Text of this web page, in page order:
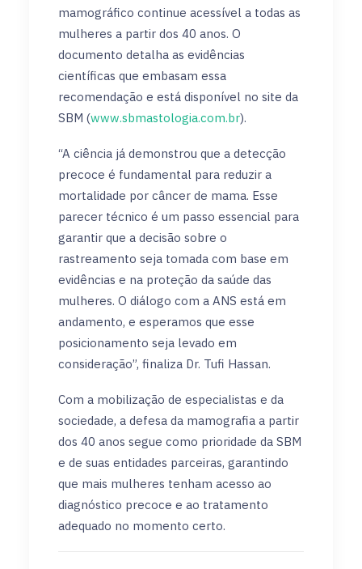
mamográfico continue acessível a todas as
mulheres a partir dos 40 anos. O
documento detalha as evidências
científicas que embasam essa
recomendação e está disponível no site da
SBM (www.sbmastologia.com.br).
“A ciência já demonstrou que a detecção
precoce é fundamental para reduzir a
mortalidade por câncer de mama. Esse
parecer técnico é um passo essencial para
garantir que a decisão sobre o
rastreamento seja tomada com base em
evidências e na proteção da saúde das
mulheres. O diálogo com a ANS está em
andamento, e esperamos que esse
posicionamento seja levado em
consideração”, finaliza Dr. Tufi Hassan.
Com a mobilização de especialistas e da
sociedade, a defesa da mamografia a partir
dos 40 anos segue como prioridade da SBM
e de suas entidades parceiras, garantindo
que mais mulheres tenham acesso ao
diagnóstico precoce e ao tratamento
adequado no momento certo.